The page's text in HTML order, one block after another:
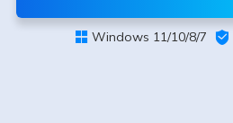
 Windows 11/10/8/7 